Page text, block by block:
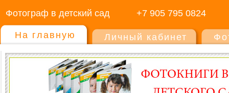
Фотограф в детский сад +7 905 795 0824
На главную Личный кабинет